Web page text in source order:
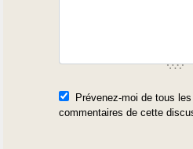
Prévenez-moi de tous
commentaires de cette